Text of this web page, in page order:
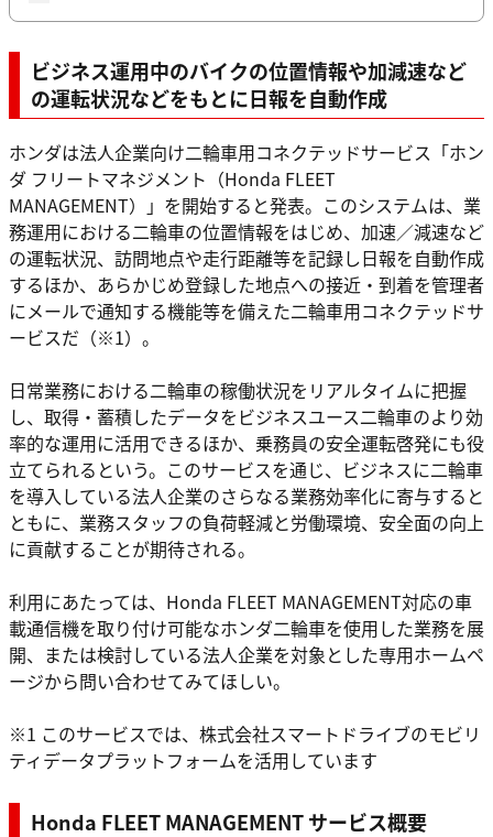
ビジネス運用中のバイクの位置情報や加減速など
の運転状況などをもとに日報を自動作成
ホンダは法人企業向け二輪車用コネクテッドサービス「ホン
ダ フリートマネジメント（Honda FLEET
MANAGEMENT）」を開始すると発表。このシステムは、業
務運用における二輪車の位置情報をはじめ、加速／減速など
の運転状況、訪問地点や走行距離等を記録し日報を自動作成
するほか、あらかじめ登録した地点への接近・到着を管理者
にメールで通知する機能等を備えた二輪車用コネクテッドサ
ービスだ（※1）。
日常業務における二輪車の稼働状況をリアルタイムに把握
し、取得・蓄積したデータをビジネスユース二輪車のより効
率的な運用に活用できるほか、乗務員の安全運転啓発にも役
立てられるという。このサービスを通じ、ビジネスに二輪車
を導入している法人企業のさらなる業務効率化に寄与すると
ともに、業務スタッフの負荷軽減と労働環境、安全面の向上
に貢献することが期待される。
利用にあたっては、Honda FLEET MANAGEMENT対応の車
載通信機を取り付け可能なホンダ二輪車を使用した業務を展
開、または検討している法人企業を対象とした専用ホームペ
ージから問い合わせてみてほしい。
※1 このサービスでは、株式会社スマートドライブのモビリ
ティデータプラットフォームを活用しています
Honda FLEET MANAGEMENT サービス概要